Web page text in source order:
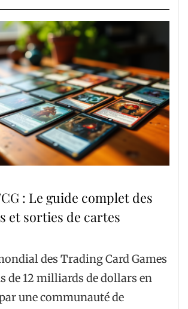
: Le guide complet des
et sorties de cartes
des Trading Card Games
de 12 milliards de dollars en
une communauté de